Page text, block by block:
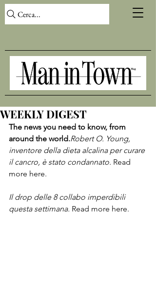
Cerca...
WEEKLY DIGEST
The news you need to know, from
around the world.Robert O. Young,
inventore della dieta alcalina per curare
il cancro, è stato condannato. Read
more here.
Il drop delle 8 collabo imperdibili
questa settimana. Read more here.